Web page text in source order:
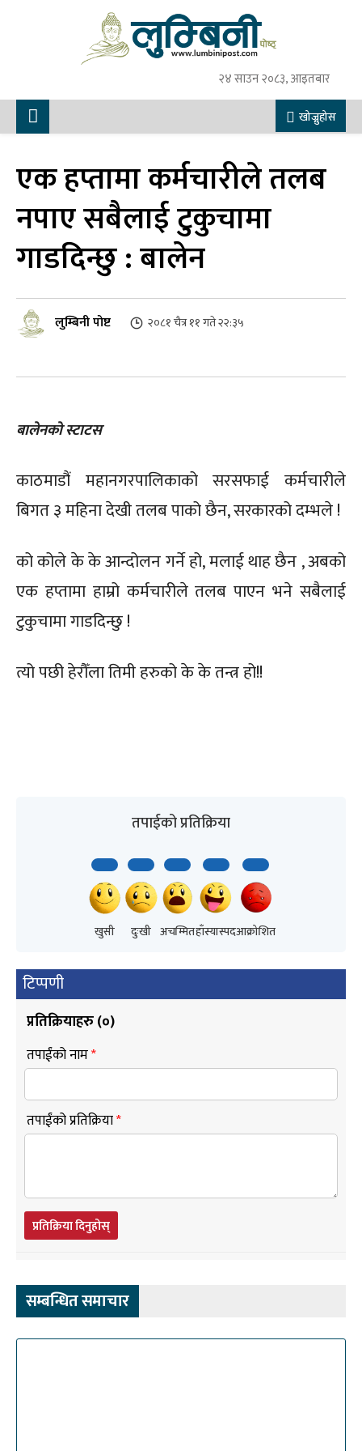
२४ साउन २०८३, आइतबार
खोज्नुहोस
एक हप्तामा कर्मचारीले तलब
नपाए सबैलाई टुकुचामा
गाडदिन्छु : बालेन
लुम्बिनी पोष्ट २०८१ चैत्र ११ गते २२:३५
बालेनको स्टाटस
काठमाडौं महानगरपालिकाको सरसफाई कर्मचारीले
बिगत ३ महिना देखी तलब पाको छैन, सरकारको दम्भले !
को कोले के के आन्दोलन गर्ने हो, मलाई थाह छैन , अबको
एक हप्तामा हाम्रो कर्मचारीले तलब पाएन भने सबैलाई
टुकुचामा गाडदिन्छु !
त्यो पछी हेरौँला तिमी हरुको के के तन्त्र हो!!
तपाईको प्रतिक्रिया
खुसी दुःखी अचम्मितहाँस्यास्पदआक्रोशित
टिप्पणी
प्रतिक्रियाहरु (०)
तपाईंको नाम*
तपाईंको प्रतिक्रिया*
प्रतिक्रिया दिनुहोस्
सम्बन्धित समाचार